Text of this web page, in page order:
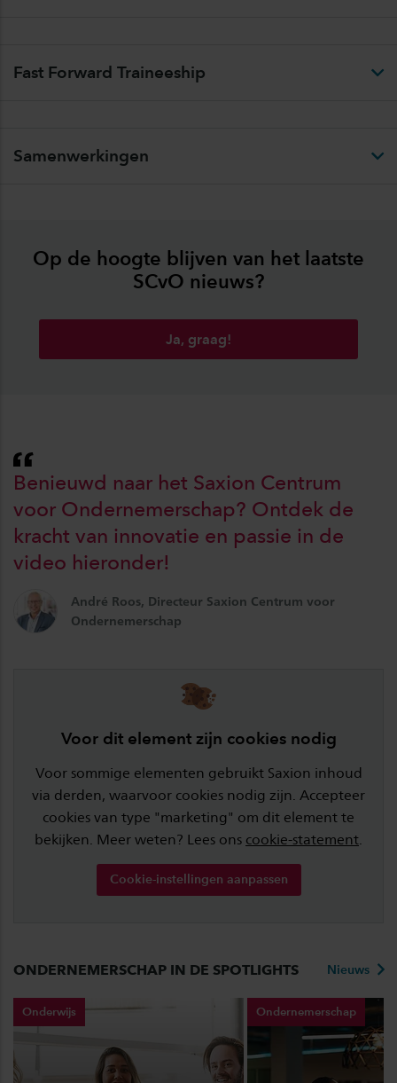
Fast Forward Traineeship
Samenwerkingen
Op de hoogte blijven van het laatste
SCvO nieuws?
Ja, graag!
Benieuwd naar het Saxion Centrum
voor Ondernemerschap? Ontdek de
kracht van innovatie en passie in de
video hieronder!
André Roos, Directeur Saxion Centrum voor
Ondernemerschap
Voor dit element zijn cookies nodig
Voor sommige elementen gebruikt Saxion inhoud
via derden, waarvoor cookies nodig zijn. Accepteer
cookies van type "marketing" om dit element te
bekijken. Meer weten? Lees ons cookie-statement.
Cookie-instellingen aanpassen
ONDERNEMERSCHAP IN DE SPOTLIGHTS Nieuws
Onderwijs Ondernemerschap